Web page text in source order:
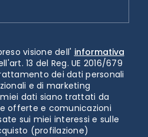
visione dell' informativa
13 del Reg. UE 2016/679
dei dati personali
e di marketing
dati siano trattati da
offerte e comunicazioni
sui miei interessi e sulle
(profilazione)